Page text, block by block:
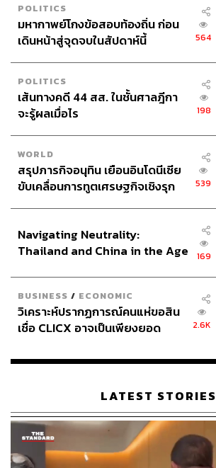
POLITICS
มหากาพย์โกงข้อสอบท้องถิ่น ก่อน
เดินหน้าสู่จุดจบในสัปดาห์นี้
564
POLITICS
เส้นทางคดี 44 สส. ในชั้นศาลฎีกา
จะรู้ผลเมื่อไร
198
WORLD
สรุปภารกิจอนุทิน เยือนอินโดนีเซีย
ขับเคลื่อนการทูตเศรษฐกิจเชิงรุก
539
Navigating Neutrality:
Thailand and China in the Age
169
BUSINESS / ECONOMIC
วิเคราะห์ปรากฏการณ์คนแห่ขอสิน
เชื่อ CLICX อาจเป็นเพียงยอด
เรือนไทยที่ถูกซุกไว้
2.6K
LATEST STORIES